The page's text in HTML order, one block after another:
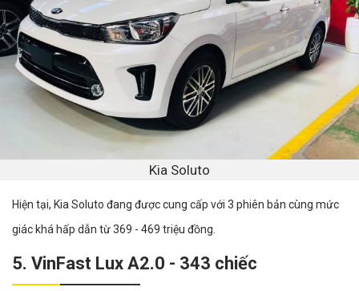
Kia Soluto
Hiện tại, Kia Soluto đang được cung cấp với 3 phiên bản cùng mức
giác khá hấp dẫn từ 369 - 469 triệu đồng.
5. VinFast Lux A2.0 - 343 chiếc